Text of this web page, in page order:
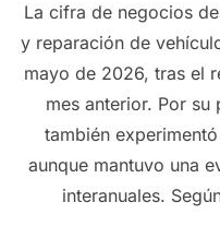
La cifra de negocios
y reparación de
mayo de 2026, tras el
mes anterior. Por
también
aunque mantuvo una
interanuales.